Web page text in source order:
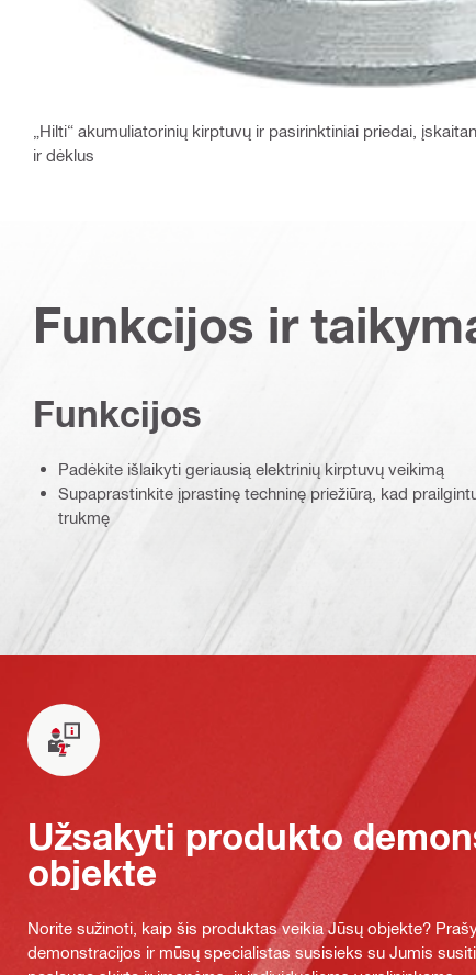
„Hilti“ akumuliatorinių kirptuvų ir pasirinktiniai priedai,
ir dėklus
Funkcijos ir
Funkcijos
Padėkite išlaikyti geriausią elektrinių kirptuvų veikimą
Supaprastinkite įprastinę techninę priežiūrą, kad
trukmę
Užsakyti produkto
objekte
Norite sužinoti, kaip šis produktas veikia Jūsų objekte?
demonstracijos ir mūsų specialistas susisieks su Jumis